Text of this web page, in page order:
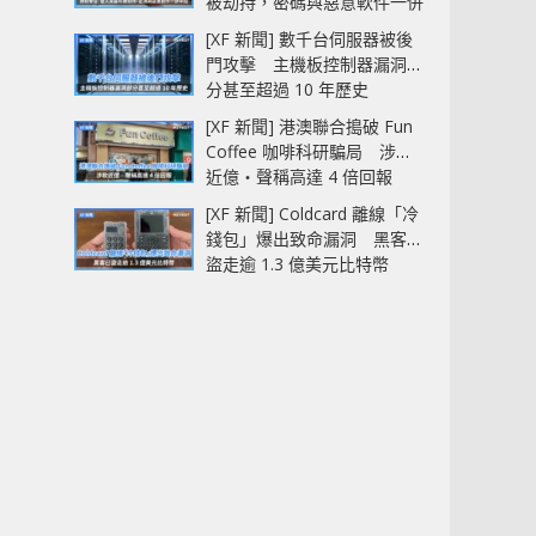
中招
[XF 新聞] 數千台伺服器被後
門攻擊 主機板控制器漏洞部
分甚至超過 10 年歷史
[XF 新聞] 港澳聯合搗破 Fun
Coffee 咖啡科研騙局 涉款
近億‧聲稱高達 4 倍回報
[XF 新聞] Coldcard 離線「冷
錢包」爆出致命漏洞 黑客已
盜走逾 1.3 億美元比特幣